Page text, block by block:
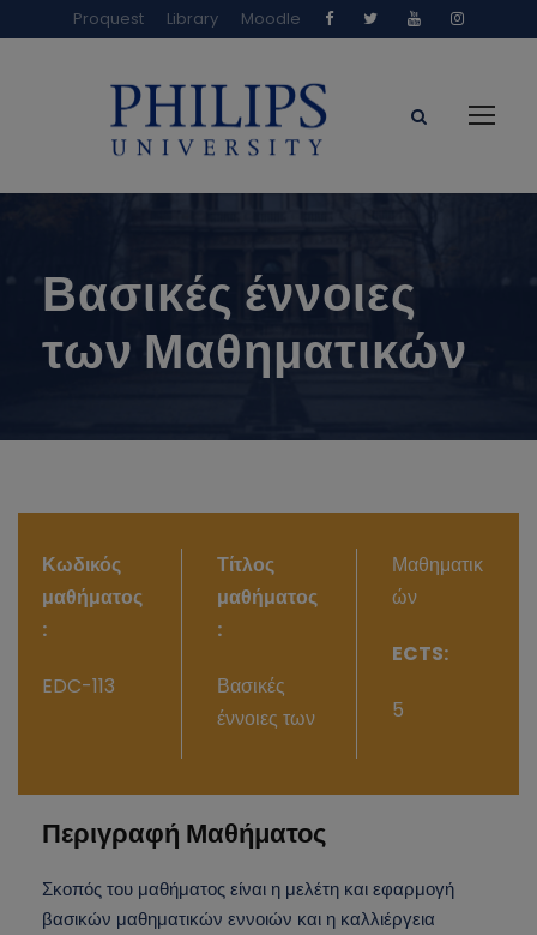
Proquest Library Moodle
Βασικές έννοιες
των Μαθηματικών
Κωδικός
μαθήματος
:
EDC-113
Τίτλος
μαθήματος
:
Βασικές
έννοιες των
Μαθηματικ
ών
ECTS:
5
Περιγραφή Μαθήματος
Σκοπός του μαθήματος είναι η μελέτη και εφαρμογή
βασικών μαθηματικών εννοιών και η καλλιέργεια